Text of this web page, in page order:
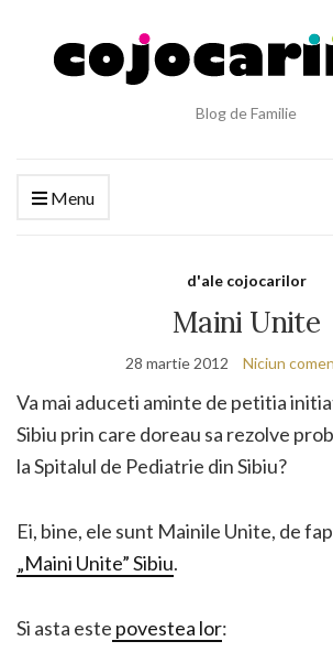
Blog de Familie
Menu
d'ale cojocarilor
Maini Unite
28 martie 2012 Niciun
Va mai aduceti aminte de petitia
Sibiu prin care doreau sa rezolve
la Spitalul de Pediatrie din Sibiu?
Ei, bine, ele sunt Mainile Unite, de
„Maini Unite” Sibiu.
Si asta este povestea lor: